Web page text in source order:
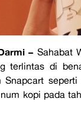
– Sahabat
terlintas di
Snapcart
kopi pada